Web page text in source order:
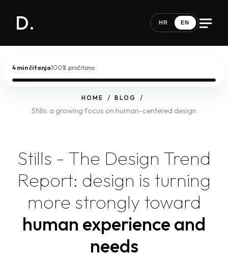
D. HR EN
HOME BLOG
Stills: a growing focus on human-centered design
Stills - The Design Trend
Report: design is turning
more strongly toward
human experience and
needs
4 minčitanja100% pročitano